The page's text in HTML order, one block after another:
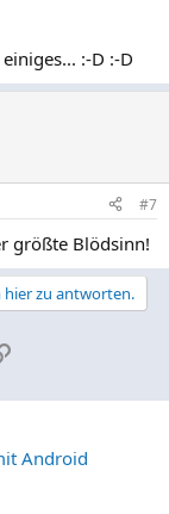
:-D :-D
#7
größte Blödsinn!
zu antworten.
Link
Android